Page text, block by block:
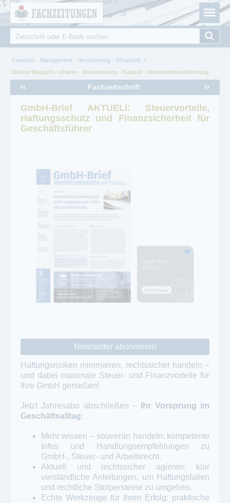
Fachzeitungen.de - Das unabhängige Portal für
Fachmagazine Fachpublikationen & eBooks
Suche
Sie sind hier
Finanzen - Management - Versicherung - Wirtschaft
Online Magazin / ePaper - Versicherung - Kapital - Unternehmensführung
Fachzeitschrift
‹‹ ››
GmbH-Brief AKTUELl: Steuervorteile,
Haftungsschutz und Finanzsicherheit für
Geschäftsführer
Newsletter abonnieren
Haftungsrisiken minimieren, rechtssicher handeln –
und dabei maximale Steuer- und Finanzvorteile für
Ihre GmbH genießen!
Jetzt Jahresabo abschließen –
Ihr Vorsprung im
Geschäftsalltag:
Mehr wissen – souverän handeln: kompetente
Infos und Handlungsempfehlungen zu
GmbH-, Steuer- und Arbeitsrecht.
Aktuell und rechtssicher agieren: klar
verständliche Anleitungen, um Haftungsfallen
und rechtliche Stolpersteine zu umgehen.
Echte Werkzeuge für Ihren Erfolg: praktische
Cookie-Einstellungen